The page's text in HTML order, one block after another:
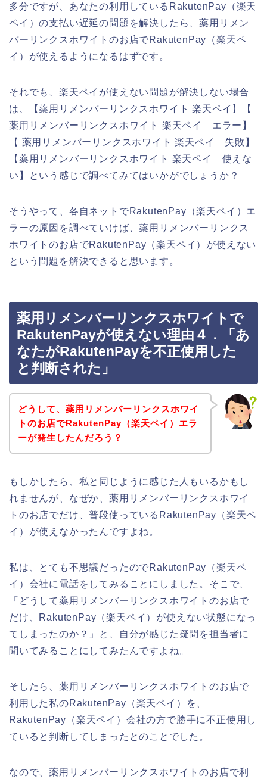
多分ですが、あなたの利用しているRakutenPay（楽天
ペイ）の支払い遅延の問題を解決したら、薬用リメン
バーリンクスホワイトのお店でRakutenPay（楽天ペ
イ）が使えるようになるはずです。
それでも、楽天ペイが使えない問題が解決しない場合
は、【薬用リメンバーリンクスホワイト 楽天ペイ】【
薬用リメンバーリンクスホワイト 楽天ペイ エラー】
【 薬用リメンバーリンクスホワイト 楽天ペイ 失敗】
【薬用リメンバーリンクスホワイト 楽天ペイ 使えな
い】という感じで調べてみてはいかがでしょうか？
そうやって、各自ネットでRakutenPay（楽天ペイ）エ
ラーの原因を調べていけば、薬用リメンバーリンクス
ホワイトのお店でRakutenPay（楽天ペイ）が使えない
という問題を解決できると思います。
薬用リメンバーリンクスホワイトで
RakutenPayが使えない理由４．「あ
なたがRakutenPayを不正使用した
と判断された」
どうして、薬用リメンバーリンクスホワイ
トのお店でRakutenPay（楽天ペイ）エラ
ーが発生したんだろう？
もしかしたら、私と同じように感じた人もいるかもし
れませんが、なぜか、薬用リメンバーリンクスホワイ
トのお店でだけ、普段使っているRakutenPay（楽天ペ
イ）が使えなかったんですよね。
私は、とても不思議だったのでRakutenPay（楽天ペ
イ）会社に電話をしてみることにしました。そこで、
「どうして薬用リメンバーリンクスホワイトのお店で
だけ、RakutenPay（楽天ペイ）が使えない状態になっ
てしまったのか？」と、自分が感じた疑問を担当者に
聞いてみることにしてみたんですよね。
そしたら、薬用リメンバーリンクスホワイトのお店で
利用した私のRakutenPay（楽天ペイ）を、
RakutenPay（楽天ペイ）会社の方で勝手に不正使用し
ていると判断してしまったとのことでした。
なので、薬用リメンバーリンクスホワイトのお店で利